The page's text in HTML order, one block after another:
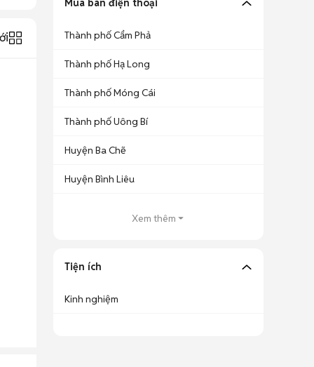
Mua bán điện thoại
Thành phố Cẩm Phả
Thành phố Hạ Long
Thành phố Móng Cái
Thành phố Uông Bí
Huyện Ba Chẽ
Huyện Bình Liêu
Xem thêm
Tiện ích
Kinh nghiệm